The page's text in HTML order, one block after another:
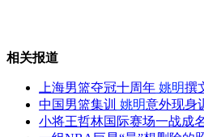
复旦取消“迪拜养马”实习
相关报道
上海男篮夺冠十周年 姚明撰
中国男篮集训 姚明意外现身
小将王哲林国际赛场一战成